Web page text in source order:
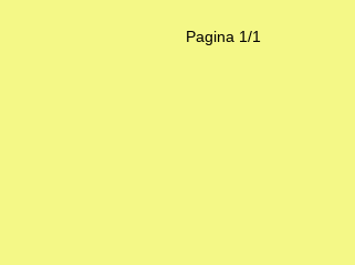
Pagina 1/1